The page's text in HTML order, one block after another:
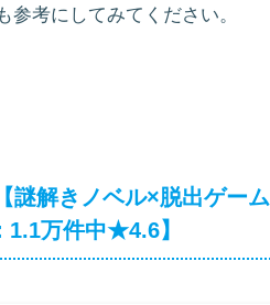
参考にしてみてください。
謎解きノベル×脱出ゲー
1.1万件中★4.6】